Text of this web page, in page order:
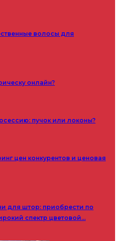
волосы для
онлайн?
пучок или локоны?
цен конкурентов и ценовая
для штор: приобрести по
спектр цветовой…